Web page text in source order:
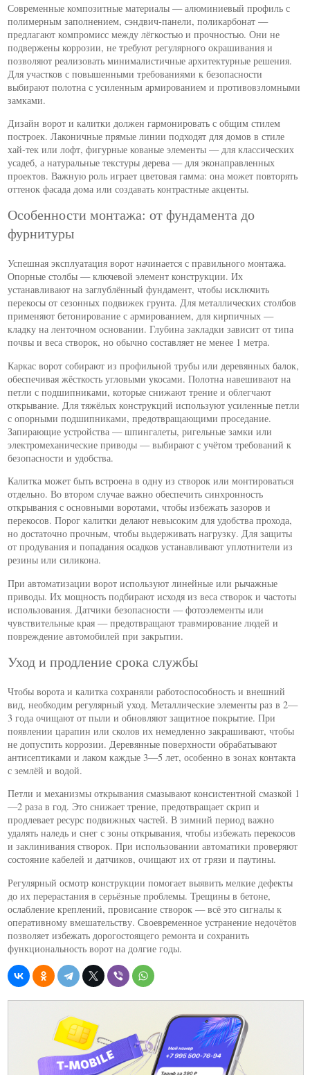
Современные композитные материалы — алюминиевый профиль с
полимерным заполнением, сэндвич-панели, поликарбонат —
предлагают компромисс между лёгкостью и прочностью. Они не
подвержены коррозии, не требуют регулярного окрашивания и
позволяют реализовать минималистичные архитектурные решения.
Для участков с повышенными требованиями к безопасности
выбирают полотна с усиленным армированием и противовзломными
замками.
Дизайн ворот и калитки должен гармонировать с общим стилем
построек. Лаконичные прямые линии подходят для домов в стиле
хай-тек или лофт, фигурные кованые элементы — для классических
усадеб, а натуральные текстуры дерева — для эконаправленных
проектов. Важную роль играет цветовая гамма: она может повторять
оттенок фасада дома или создавать контрастные акценты.
Особенности монтажа: от фундамента до
фурнитуры
Успешная эксплуатация ворот начинается с правильного монтажа.
Опорные столбы — ключевой элемент конструкции. Их
устанавливают на заглублённый фундамент, чтобы исключить
перекосы от сезонных подвижек грунта. Для металлических столбов
применяют бетонирование с армированием, для кирпичных —
кладку на ленточном основании. Глубина закладки зависит от типа
почвы и веса створок, но обычно составляет не менее 1 метра.
Каркас ворот собирают из профильной трубы или деревянных балок,
обеспечивая жёсткость угловыми укосами. Полотна навешивают на
петли с подшипниками, которые снижают трение и облегчают
открывание. Для тяжёлых конструкций используют усиленные петли
с опорными подшипниками, предотвращающими проседание.
Запирающие устройства — шпингалеты, ригельные замки или
электромеханические приводы — выбирают с учётом требований к
безопасности и удобства.
Калитка может быть встроена в одну из створок или монтироваться
отдельно. Во втором случае важно обеспечить синхронность
открывания с основными воротами, чтобы избежать зазоров и
перекосов. Порог калитки делают невысоким для удобства прохода,
но достаточно прочным, чтобы выдерживать нагрузку. Для защиты
от продувания и попадания осадков устанавливают уплотнители из
резины или силикона.
При автоматизации ворот используют линейные или рычажные
приводы. Их мощность подбирают исходя из веса створок и частоты
использования. Датчики безопасности — фотоэлементы или
чувствительные края — предотвращают травмирование людей и
повреждение автомобилей при закрытии.
Уход и продление срока службы
Чтобы ворота и калитка сохраняли работоспособность и внешний
вид, необходим регулярный уход. Металлические элементы раз в 2—
3 года очищают от пыли и обновляют защитное покрытие. При
появлении царапин или сколов их немедленно закрашивают, чтобы
не допустить коррозии. Деревянные поверхности обрабатывают
антисептиками и лаком каждые 3—5 лет, особенно в зонах контакта
с землёй и водой.
Петли и механизмы открывания смазывают консистентной смазкой 1
—2 раза в год. Это снижает трение, предотвращает скрип и
продлевает ресурс подвижных частей. В зимний период важно
удалять наледь и снег с зоны открывания, чтобы избежать перекосов
и заклинивания створок. При использовании автоматики проверяют
состояние кабелей и датчиков, очищают их от грязи и паутины.
Регулярный осмотр конструкции помогает выявить мелкие дефекты
до их перерастания в серьёзные проблемы. Трещины в бетоне,
ослабление креплений, провисание створок — всё это сигналы к
оперативному вмешательству. Своевременное устранение недочётов
позволяет избежать дорогостоящего ремонта и сохранить
функциональность ворот на долгие годы.